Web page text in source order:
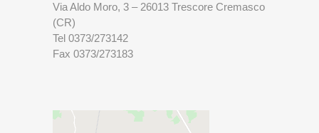
Via Aldo Moro, 3 – 26013 Trescore Cremasco
(CR)
Tel 0373/273142
Fax 0373/273183